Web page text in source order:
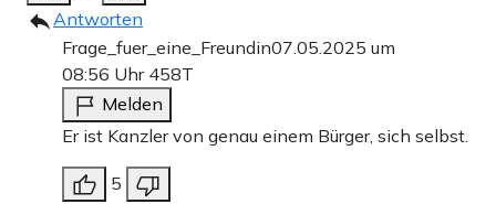
Antworten
Frage_fuer_eine_Freundin07.05.2025 um
08:56 Uhr 458T
Melden
Er ist Kanzler von genau einem Bürger, sich selbst.
5